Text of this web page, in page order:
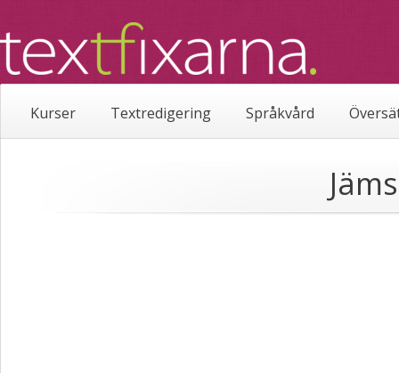
Kurser Textredigering Språkvård